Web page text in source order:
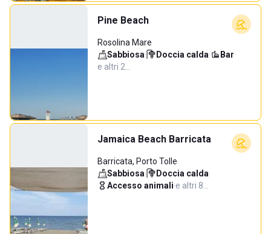
Pine Beach
Rosolina Mare
Sabbiosa· Doccia calda· Bar·
e altri 2…
Jamaica Beach Barricata
Barricata, Porto Tolle
Sabbiosa· Doccia calda·
Accesso animali·e altri 8…